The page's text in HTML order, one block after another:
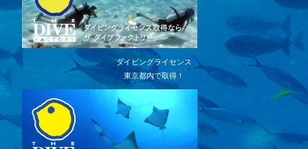
ダイビングライセンス
東京都内で取得！